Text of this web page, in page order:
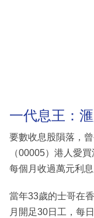
一代息王：
要數收息股隕落，
（00005）港人愛
每個月收過萬元利息
當年33歲的士哥在
月開足30日工，每